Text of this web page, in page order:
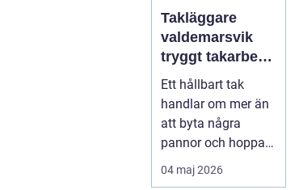
Takläggare
valdemarsvik
tryggt takarbete
för kustklimat
Ett hållbart tak
handlar om mer än
att byta några
pannor och hoppas
på det bästa. För
husägare i Val...
04 maj 2026